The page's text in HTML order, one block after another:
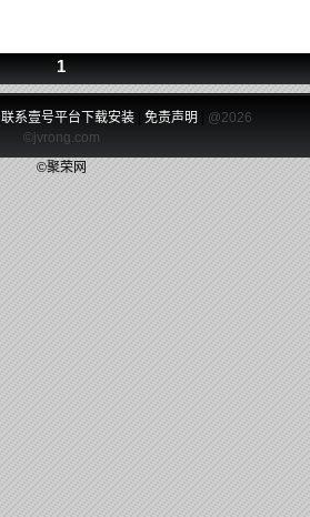
1
联系壹号平台下载安装| 免责声明
@2026
©jvrong.com
©聚荣网